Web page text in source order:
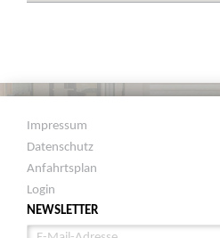
Impressum
Datenschutz
Anfahrtsplan
Login
NEWSLETTER